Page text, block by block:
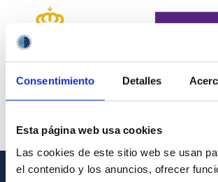
Consentimiento Detalles
Esta página web usa cookies
Las cookies de este sitio web se usan
el contenido y los anuncios, ofrecer